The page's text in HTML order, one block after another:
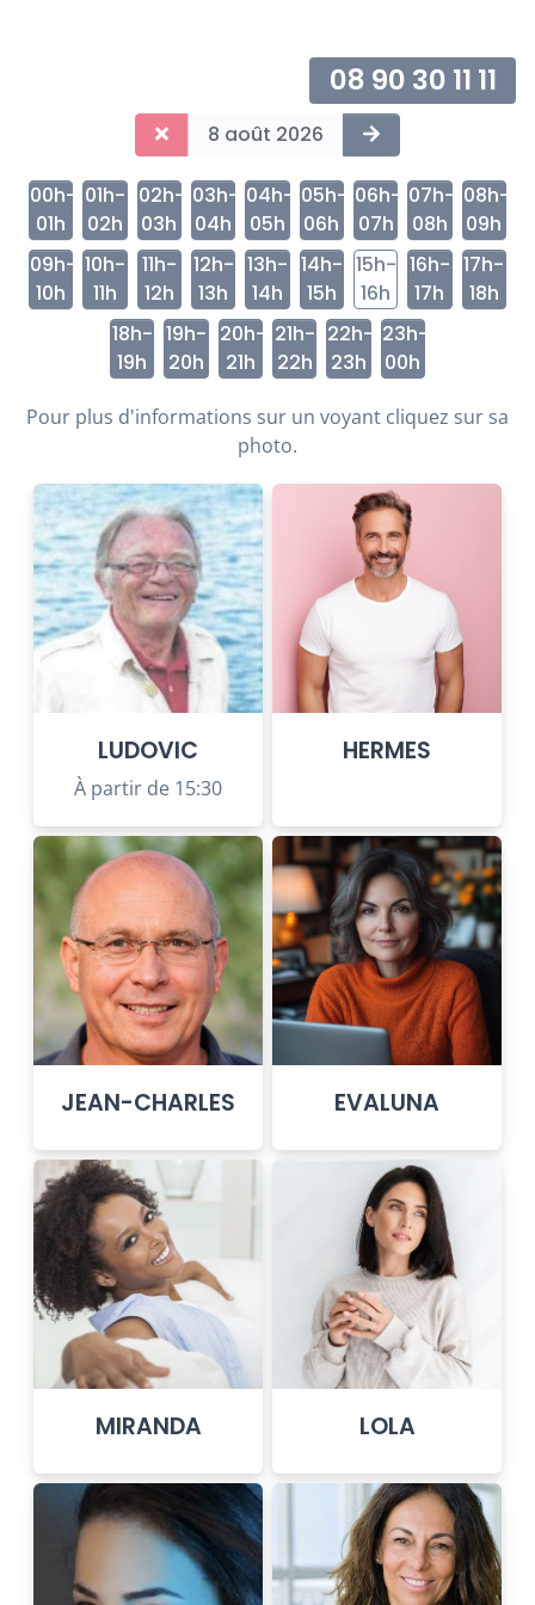
08 90 30 11 11
8 août 2026
00h-
01h
01h-
02h
02h-
03h
03h-
04h
04h-
05h
05h-
06h
06h-
07h
07h-
08h
08h-
09h
09h-
10h
10h-
11h
11h-
12h
12h-
13h
13h-
14h
14h-
15h
15h-
16h
16h-
17h
17h-
18h
18h-
19h
19h-
20h
20h-
21h
21h-
22h
22h-
23h
23h-
00h
Pour plus d'informations sur un voyant cliquez sur sa
photo.
LUDOVIC
À partir de 15:30
HERMES
JEAN-CHARLES EVALUNA
MIRANDA LOLA